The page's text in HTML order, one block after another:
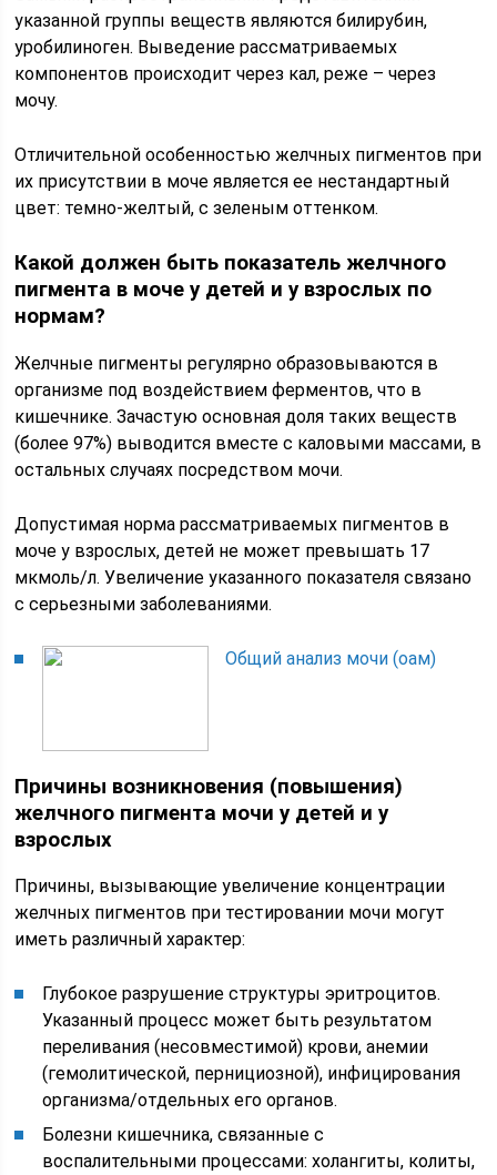
указанной группы веществ являются билирубин,
уробилиноген. Выведение рассматриваемых
компонентов происходит через кал, реже – через
мочу.
Отличительной особенностью желчных пигментов при
их присутствии в моче является ее нестандартный
цвет: темно-желтый, с зеленым оттенком.
Какой должен быть показатель желчного
пигмента в моче у детей и у взрослых по
нормам?
Желчные пигменты регулярно образовываются в
организме под воздействием ферментов, что в
кишечнике. Зачастую основная доля таких веществ
(более 97%) выводится вместе с каловыми массами, в
остальных случаях посредством мочи.
Допустимая норма рассматриваемых пигментов в
моче у взрослых, детей не может превышать 17
мкмоль/л. Увеличение указанного показателя связано
с серьезными заболеваниями.
Общий анализ мочи (оам)
Причины возникновения (повышения)
желчного пигмента мочи у детей и у
взрослых
Причины, вызывающие увеличение концентрации
желчных пигментов при тестировании мочи могут
иметь различный характер:
Глубокое разрушение структуры эритроцитов.
Указанный процесс может быть результатом
переливания (несовместимой) крови, анемии
(гемолитической, пернициозной), инфицирования
организма/отдельных его органов.
Болезни кишечника, связанные с
воспалительными процессами: холангиты, колиты,